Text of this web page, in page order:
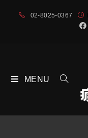
02-8025-0367
MENU